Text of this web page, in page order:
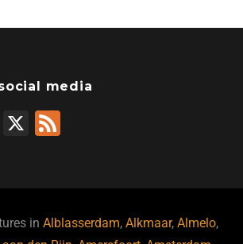
media
Li X
inAlblasserdam,Alkmaar,Almelo,